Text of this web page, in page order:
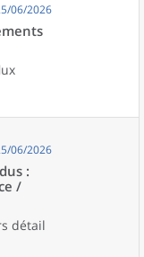
06/2026
06/2026
:
/
détail